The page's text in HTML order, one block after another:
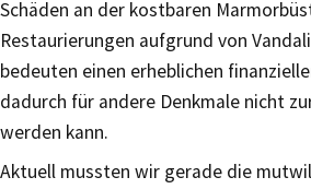
Schäden an der kostbaren
Restaurierungen aufgrund von
bedeuten einen erheblichen
dadurch für andere Denkmale nicht
werden kann.
Aktuell mussten wir gerade die